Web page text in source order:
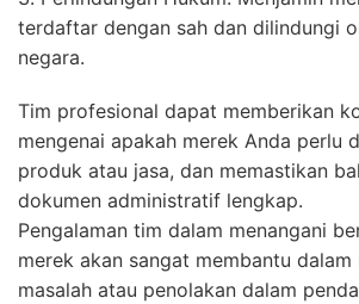
terdaftar dengan sah dan dilindungi
negara.
Tim profesional dapat memberikan
mengenai apakah merek Anda perlu
produk atau jasa, dan memastikan
dokumen administratif lengkap.
Pengalaman tim dalam menangani
merek akan sangat membantu dalam
masalah atau penolakan dalam